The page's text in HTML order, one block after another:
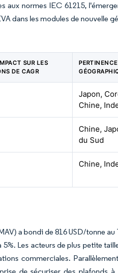
normes IEC 61215,
dans les modules de nouvelle
SUR LES
DE CAGR
PERTINENCE
Japon,
Chine,
Chine,
du Sud
Chine,
a bondi de 816 USD/tonne au
Les acteurs de plus petite
commerciales.